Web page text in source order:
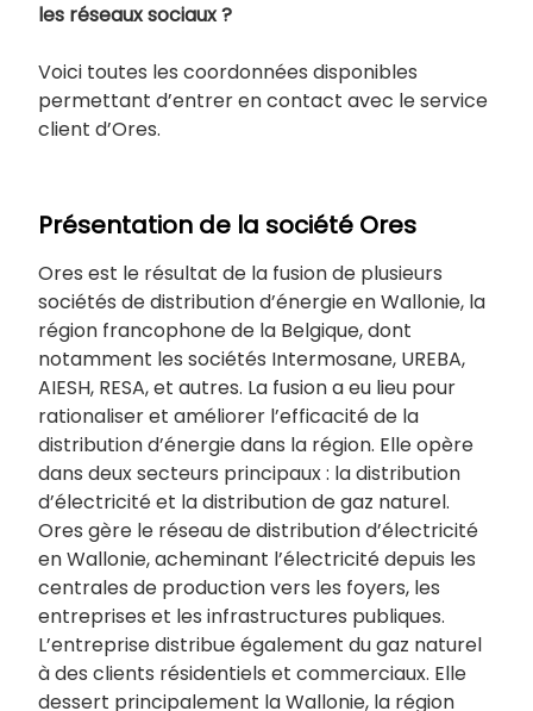
les réseaux sociaux ?
Voici toutes les coordonnées disponibles
permettant d’entrer en contact avec le service
client d’Ores.
Présentation de la société Ores
Ores est le résultat de la fusion de plusieurs
sociétés de distribution d’énergie en Wallonie, la
région francophone de la Belgique, dont
notamment les sociétés Intermosane, UREBA,
AIESH, RESA, et autres. La fusion a eu lieu pour
rationaliser et améliorer l’efficacité de la
distribution d’énergie dans la région. Elle opère
dans deux secteurs principaux : la distribution
d’électricité et la distribution de gaz naturel.
Ores gère le réseau de distribution d’électricité
en Wallonie, acheminant l’électricité depuis les
centrales de production vers les foyers, les
entreprises et les infrastructures publiques.
L’entreprise distribue également du gaz naturel
à des clients résidentiels et commerciaux. Elle
dessert principalement la Wallonie, la région